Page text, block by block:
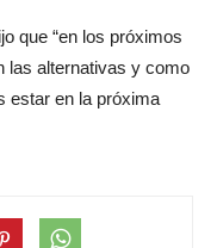
que “en los próximos
las alternativas y como
estar en la próxima